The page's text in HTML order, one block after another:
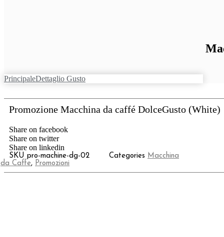
PrincipaleDettaglio Gusto
Promozione Macchina da caffé DolceGusto (White)
Share on facebook
Share on twitter
Share on linkedin
SKU pro-machine-dg-02 Categories Macchina
da Caffe, Promozioni